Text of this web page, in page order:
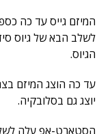
לשלב הבא של גיוס
הגיוס.
עד כה הוצג המיזם
יוצג גם בסלובקיה.